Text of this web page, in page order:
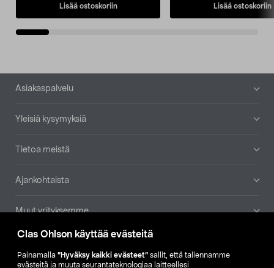
Clas Ohlson käyttää evästeitä
Painamalla ”Hyväksy kaikki evästeet” sallit, että tallennamme
evästeitä ja muuta seurantateknologiaa laitteellesi
Lisää ostoskoriin Lisää ostoskoriin
Alatunniste
Asiakaspalvelu
Yleisiä kysymyksiä
Tietoa meistä
Ajankohtaista
Muut yrityksemme
Etsi myymälä